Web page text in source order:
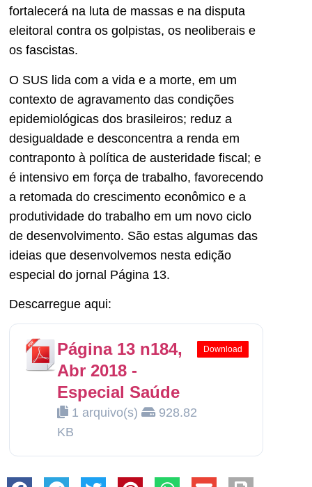
fortalecerá na luta de massas e na disputa
eleitoral contra os golpistas, os neoliberais e
os fascistas.
O SUS lida com a vida e a morte, em um
contexto de agravamento das condições
epidemiológicas dos brasileiros; reduz a
desigualdade e desconcentra a renda em
contraponto à política de austeridade fiscal; e
é intensivo em força de trabalho, favorecendo
a retomada do crescimento econômico e a
produtividade do trabalho em um novo ciclo
de desenvolvimento. São estas algumas das
ideias que desenvolvemos nesta edição
especial do jornal Página 13.
Descarregue aqui:
Página 13 n184,
Abr 2018 -
Especial Saúde
1 arquivo(s)
928.82
KB
Download